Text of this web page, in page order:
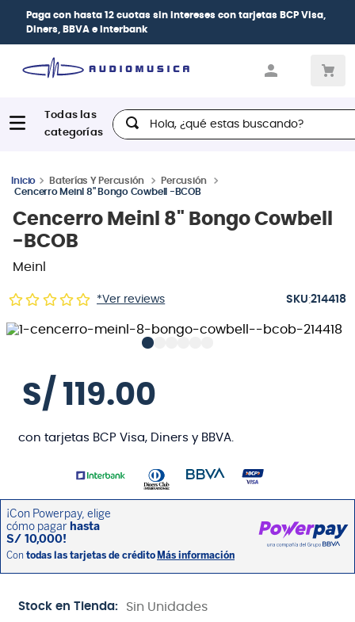
Paga con hasta 12 cuotas sin intereses con tarjetas BCP Visa,
Diners, BBVA e Interbank
Hola, ¿qué estas buscando?
Baterías Y Percusión
Percusión
Cencerro Meinl 8" Bongo Cowbell -BCOB
Cencerro Meinl 8" Bongo Cowbell
-BCOB
Meinl
*Ver reviews :214418
S/ 119.00
con tarjetas BCP Visa, Diners y BBVA.
Stock en Tienda: Sin Unidades